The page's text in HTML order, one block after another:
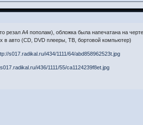
резал А4 пополам), обложка была напечатана на
в авто (СD, DVD плееры, ТВ, бортовой компьютер)